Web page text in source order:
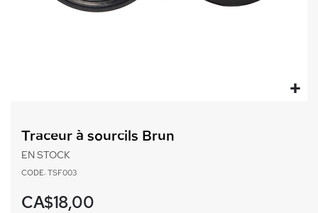
début
d’images
Traceur à sourcils Brun
EN STOCK
CODE: TSF003
CA$18,00